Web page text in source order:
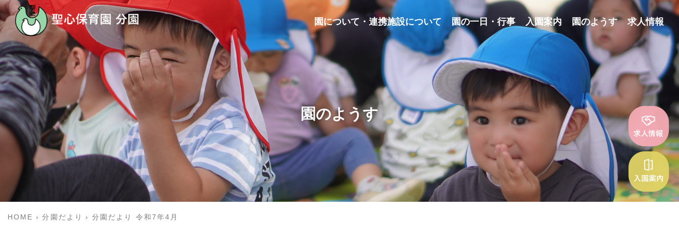
園について・連携施設について 園の一日・行事 入園案内 園のようす 求人情報
園のようす
HOME 分園だより 分園だより 令和7年4月